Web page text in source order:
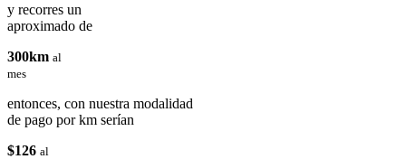
y recorres un
aproximado de
300km al
mes
entonces, con nuestra modalidad
de pago por km serían
$126 al